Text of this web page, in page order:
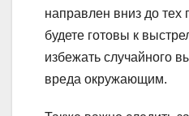
направлен вниз до тех
будете готовы к
избежать случайного
вреда окружающим.